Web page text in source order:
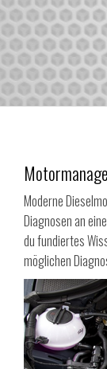
Moderne
Diagnosen an
du fundiertes
möglichen